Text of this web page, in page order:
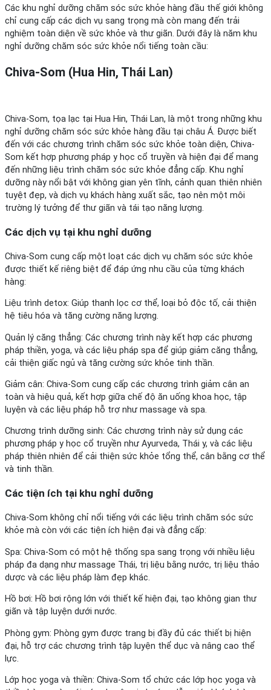
Các khu nghỉ dưỡng chăm sóc sức khỏe hàng đầu thế giới không
chỉ cung cấp các dịch vụ sang trọng mà còn mang đến trải
nghiệm toàn diện về sức khỏe và thư giãn. Dưới đây là năm khu
nghỉ dưỡng chăm sóc sức khỏe nổi tiếng toàn cầu:
Chiva-Som (Hua Hin, Thái Lan)
Chiva-Som, tọa lạc tại Hua Hin, Thái Lan, là một trong những khu
nghỉ dưỡng chăm sóc sức khỏe hàng đầu tại châu Á. Được biết
đến với các chương trình chăm sóc sức khỏe toàn diện, Chiva-
Som kết hợp phương pháp y học cổ truyền và hiện đại để mang
đến những liệu trình chăm sóc sức khỏe đẳng cấp. Khu nghỉ
dưỡng này nổi bật với không gian yên tĩnh, cảnh quan thiên nhiên
tuyệt đẹp, và dịch vụ khách hàng xuất sắc, tạo nên một môi
trường lý tưởng để thư giãn và tái tạo năng lượng.
Các dịch vụ tại khu nghỉ dưỡng
Chiva-Som cung cấp một loạt các dịch vụ chăm sóc sức khỏe
được thiết kế riêng biệt để đáp ứng nhu cầu của từng khách
hàng:
Liệu trình detox: Giúp thanh lọc cơ thể, loại bỏ độc tố, cải thiện
hệ tiêu hóa và tăng cường năng lượng.
Quản lý căng thẳng: Các chương trình này kết hợp các phương
pháp thiền, yoga, và các liệu pháp spa để giúp giảm căng thẳng,
cải thiện giấc ngủ và tăng cường sức khỏe tinh thần.
Giảm cân: Chiva-Som cung cấp các chương trình giảm cân an
toàn và hiệu quả, kết hợp giữa chế độ ăn uống khoa học, tập
luyện và các liệu pháp hỗ trợ như massage và spa.
Chương trình dưỡng sinh: Các chương trình này sử dụng các
phương pháp y học cổ truyền như Ayurveda, Thái y, và các liệu
pháp thiên nhiên để cải thiện sức khỏe tổng thể, cân bằng cơ thể
và tinh thần.
Các tiện ích tại khu nghỉ dưỡng
Chiva-Som không chỉ nổi tiếng với các liệu trình chăm sóc sức
khỏe mà còn với các tiện ích hiện đại và đẳng cấp:
Spa: Chiva-Som có một hệ thống spa sang trọng với nhiều liệu
pháp đa dạng như massage Thái, trị liệu bằng nước, trị liệu thảo
dược và các liệu pháp làm đẹp khác.
Hồ bơi: Hồ bơi rộng lớn với thiết kế hiện đại, tạo không gian thư
giãn và tập luyện dưới nước.
Phòng gym: Phòng gym được trang bị đầy đủ các thiết bị hiện
đại, hỗ trợ các chương trình tập luyện thể dục và nâng cao thể
lực.
Lớp học yoga và thiền: Chiva-Som tổ chức các lớp học yoga và